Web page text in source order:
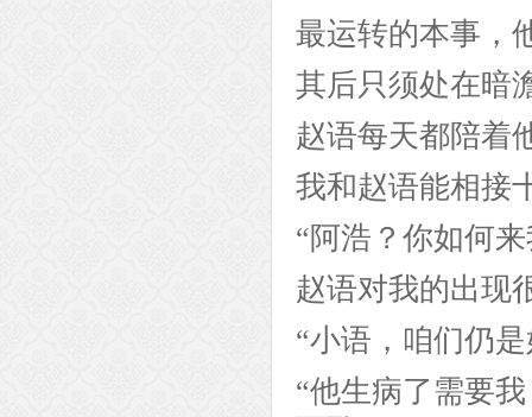
最运转的本事，
其后只须处在暗
赵语每天都陪着
我和赵语能相接
“阿浩？你如何
赵语对我的出现
“小语，咱们仍
“他生病了需要